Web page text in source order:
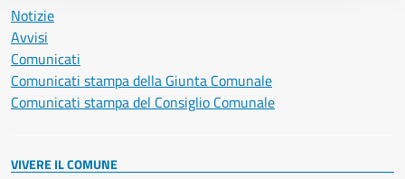
Notizie
Avvisi
Comunicati
Comunicati stampa della Giunta Comunale
Comunicati stampa del Consiglio Comunale
VIVERE IL COMUNE